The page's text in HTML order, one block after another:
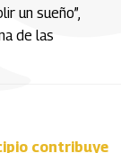
un sueño”,
de las
contribuye